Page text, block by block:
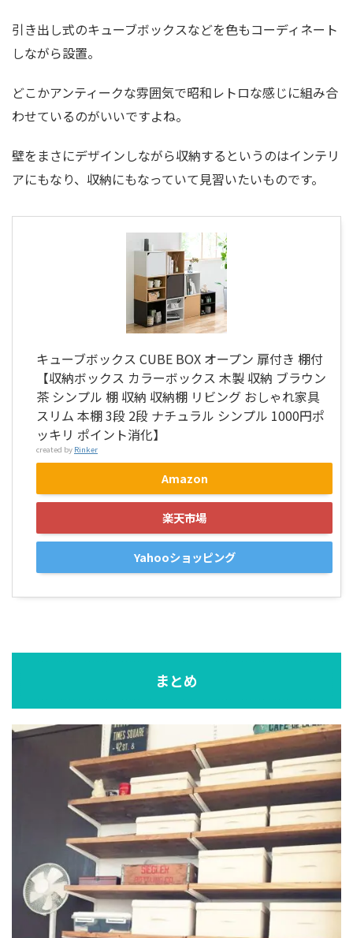
引き出し式のキューブボックスなどを色もコーディネート
しながら設置。
どこかアンティークな雰囲気で昭和レトロな感じに組み合
わせているのがいいですよね。
壁をまさにデザインしながら収納するというのはインテリ
アにもなり、収納にもなっていて見習いたいものです。
キューブボックス CUBE BOX オープン 扉付き 棚付
【収納ボックス カラーボックス 木製 収納 ブラウン
茶 シンプル 棚 収納 収納棚 リビング おしゃれ家具
スリム 本棚 3段 2段 ナチュラル シンプル 1000円ポ
ッキリ ポイント消化】
created by Rinker
Amazon
楽天市場
Yahooショッピング
まとめ